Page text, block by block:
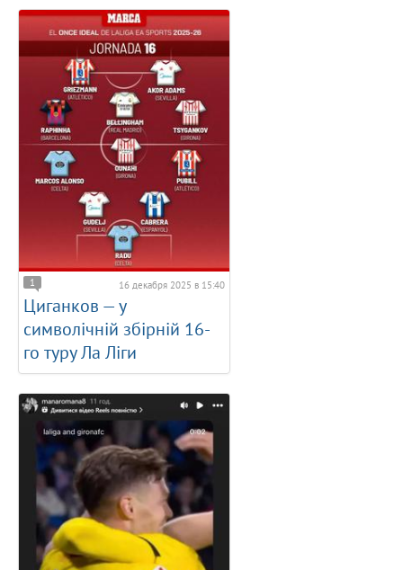
1 16 декабря 2025 в 15:40
Циганков — у
символічній збірній 16-
го туру Ла Ліги